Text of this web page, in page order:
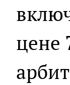
цене